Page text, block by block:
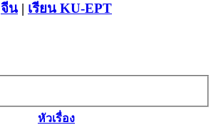
จีน | เรียน KU-EPT
หัวเรื่อง